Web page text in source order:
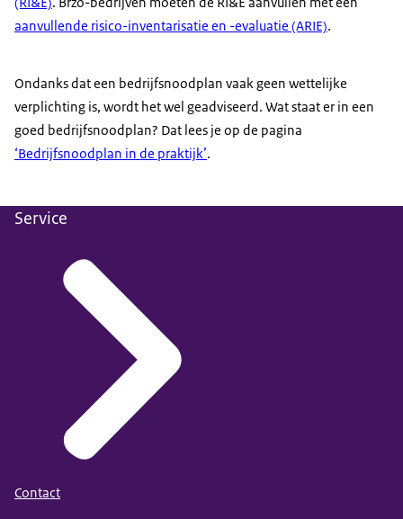
aanvullende risico-inventarisatie en -evaluatie (ARIE).
Ondanks dat een bedrijfsnoodplan vaak geen wettelijke
verplichting is, wordt het wel geadviseerd. Wat staat er in een
goed bedrijfsnoodplan? Dat lees je op de pagina
‘Bedrijfsnoodplan in de praktijk’.
Service
Contact